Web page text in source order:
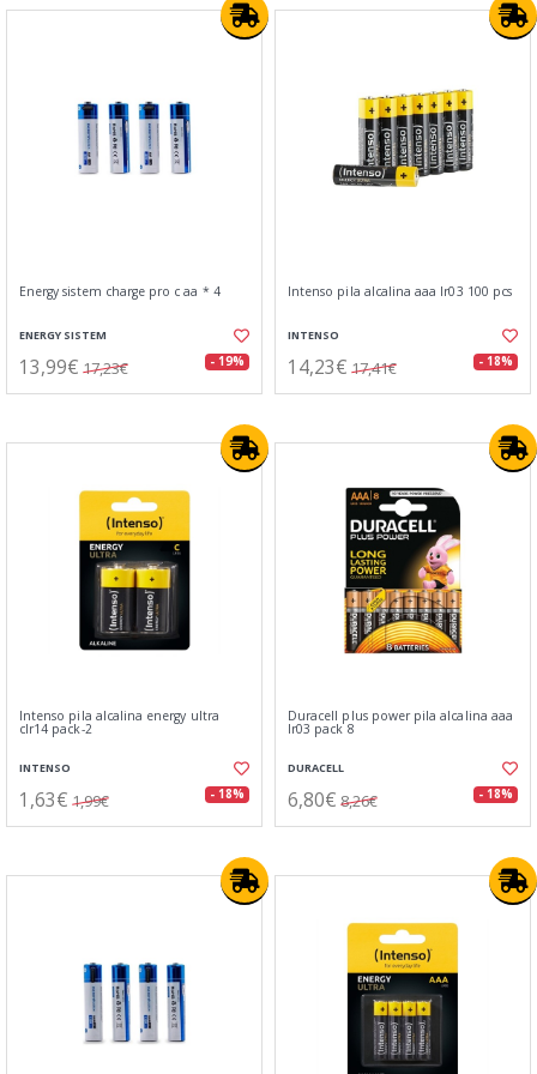
Energy sistem charge pro c aa * 4
ENERGY SISTEM
13,99€ 17,23€ - 19%
Intenso pila alcalina aaa lr03 100 pcs
INTENSO
14,23€ 17,41€ - 18%
Intenso pila alcalina energy ultra
clr14 pack-2
INTENSO
1,63€ 1,99€ - 18%
Duracell plus power pila alcalina aaa
lr03 pack 8
DURACELL
6,80€ 8,26€ - 18%